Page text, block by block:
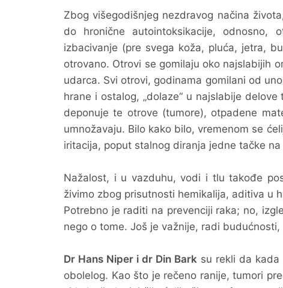
Zbog višegodišnjeg nezdravog načina
do hronične autointoksikacije,
izbacivanje (pre svega koža, pluća, jetra,
otrovano. Otrovi se gomilaju oko najslabijih
udarca. Svi otrovi, godinama gomilani od
hrane i ostalog, „dolaze“ u najslabije
deponuje te otrove (tumore), otpadene
umnožavaju. Bilo kako bilo, vremenom se
iritacija, poput stalnog diranja jedne tačke
Nažalost, i u vazduhu, vodi i tlu takođe
živimo zbog prisutnosti hemikalija, aditiva u
Potrebno je raditi na prevenciji raka; no,
nego o tome. Još je važnije, radi
Dr Hans Niper i dr Din Barksu rekli da kada
obolelog. Kao što je rečeno ranije, tumori